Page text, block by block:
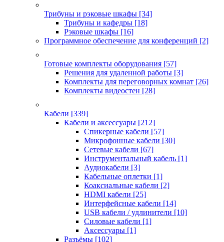
Трибуны и рэковые шкафы [34]
Трибуны и кафедры [18]
Рэковые шкафы [16]
Программное обеспечение для конференций [2]
Готовые комплекты оборудования [57]
Решения для удаленной работы [3]
Комплекты для переговорных комнат [26]
Комплекты видеостен [28]
Кабели [339]
Кабели и аксессуары [212]
Спикерные кабели [57]
Микрофонные кабели [30]
Сетевые кабели [67]
Инструментальный кабель [1]
Аудиокабели [3]
Кабельные оплетки [1]
Коаксиальные кабели [2]
HDMI кабели [25]
Интерфейсные кабели [14]
USB кабели / удлинители [10]
Силовые кабели [1]
Аксессуары [1]
Разъёмы [102]